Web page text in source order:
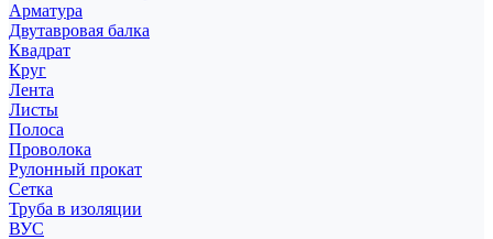
Арматура
Двутавровая балка
Квадрат
Круг
Лента
Листы
Полоса
Проволока
Рулонный прокат
Сетка
Труба в изоляции
ВУС